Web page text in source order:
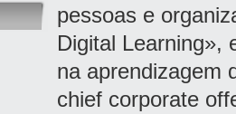
pessoas e
Digital Learning»,
na aprendizagem
chief corporate